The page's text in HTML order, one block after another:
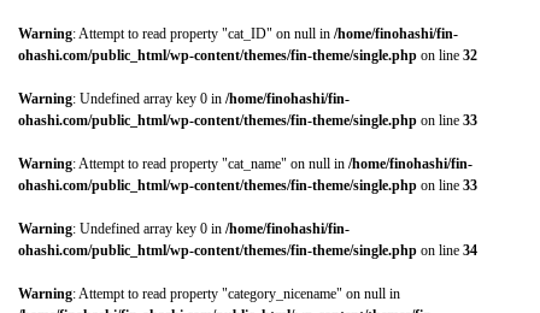
Warning: Attempt to read property "cat_ID" on null in /home/finohashi/fin-
ohashi.com/public_html/wp-content/themes/fin-theme/single.php on line 32
Warning: Undefined array key 0 in /home/finohashi/fin-
ohashi.com/public_html/wp-content/themes/fin-theme/single.php on line 33
Warning: Attempt to read property "cat_name" on null in /home/finohashi/fin-
ohashi.com/public_html/wp-content/themes/fin-theme/single.php on line 33
Warning: Undefined array key 0 in /home/finohashi/fin-
ohashi.com/public_html/wp-content/themes/fin-theme/single.php on line 34
Warning: Attempt to read property "category_nicename" on null in